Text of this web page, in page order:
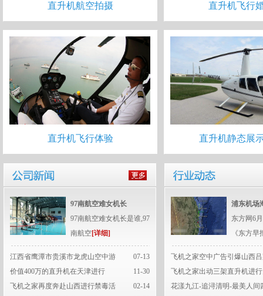
直升机航空拍摄 直升机飞行
直升机飞行体验 直升机静态展
97南航空难女机长
97南航空难女机长是谁,97
南航空[详细]
07-13
江西省鹰潭市贵溪市龙虎山空中游
11-30
价值400万的直升机在天津进行
02-14
飞机之家再度奔赴山西进行禁毒活
浦东机场
东方网6
《东方早
飞机之家空中广告引爆山西
飞机之家出动三架直升机进
花漾九江-追浔清明-最美人间